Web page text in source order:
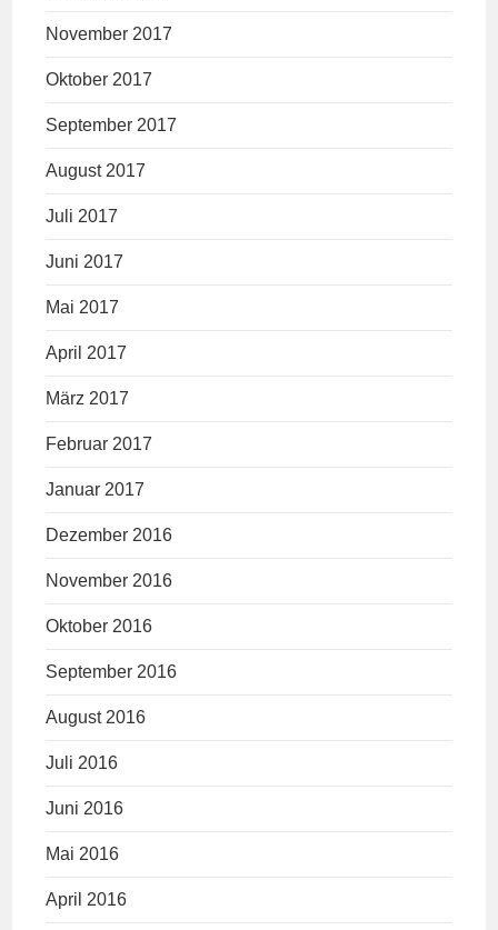
November 2017
Oktober 2017
September 2017
August 2017
Juli 2017
Juni 2017
Mai 2017
April 2017
März 2017
Februar 2017
Januar 2017
Dezember 2016
November 2016
Oktober 2016
September 2016
August 2016
Juli 2016
Juni 2016
Mai 2016
April 2016